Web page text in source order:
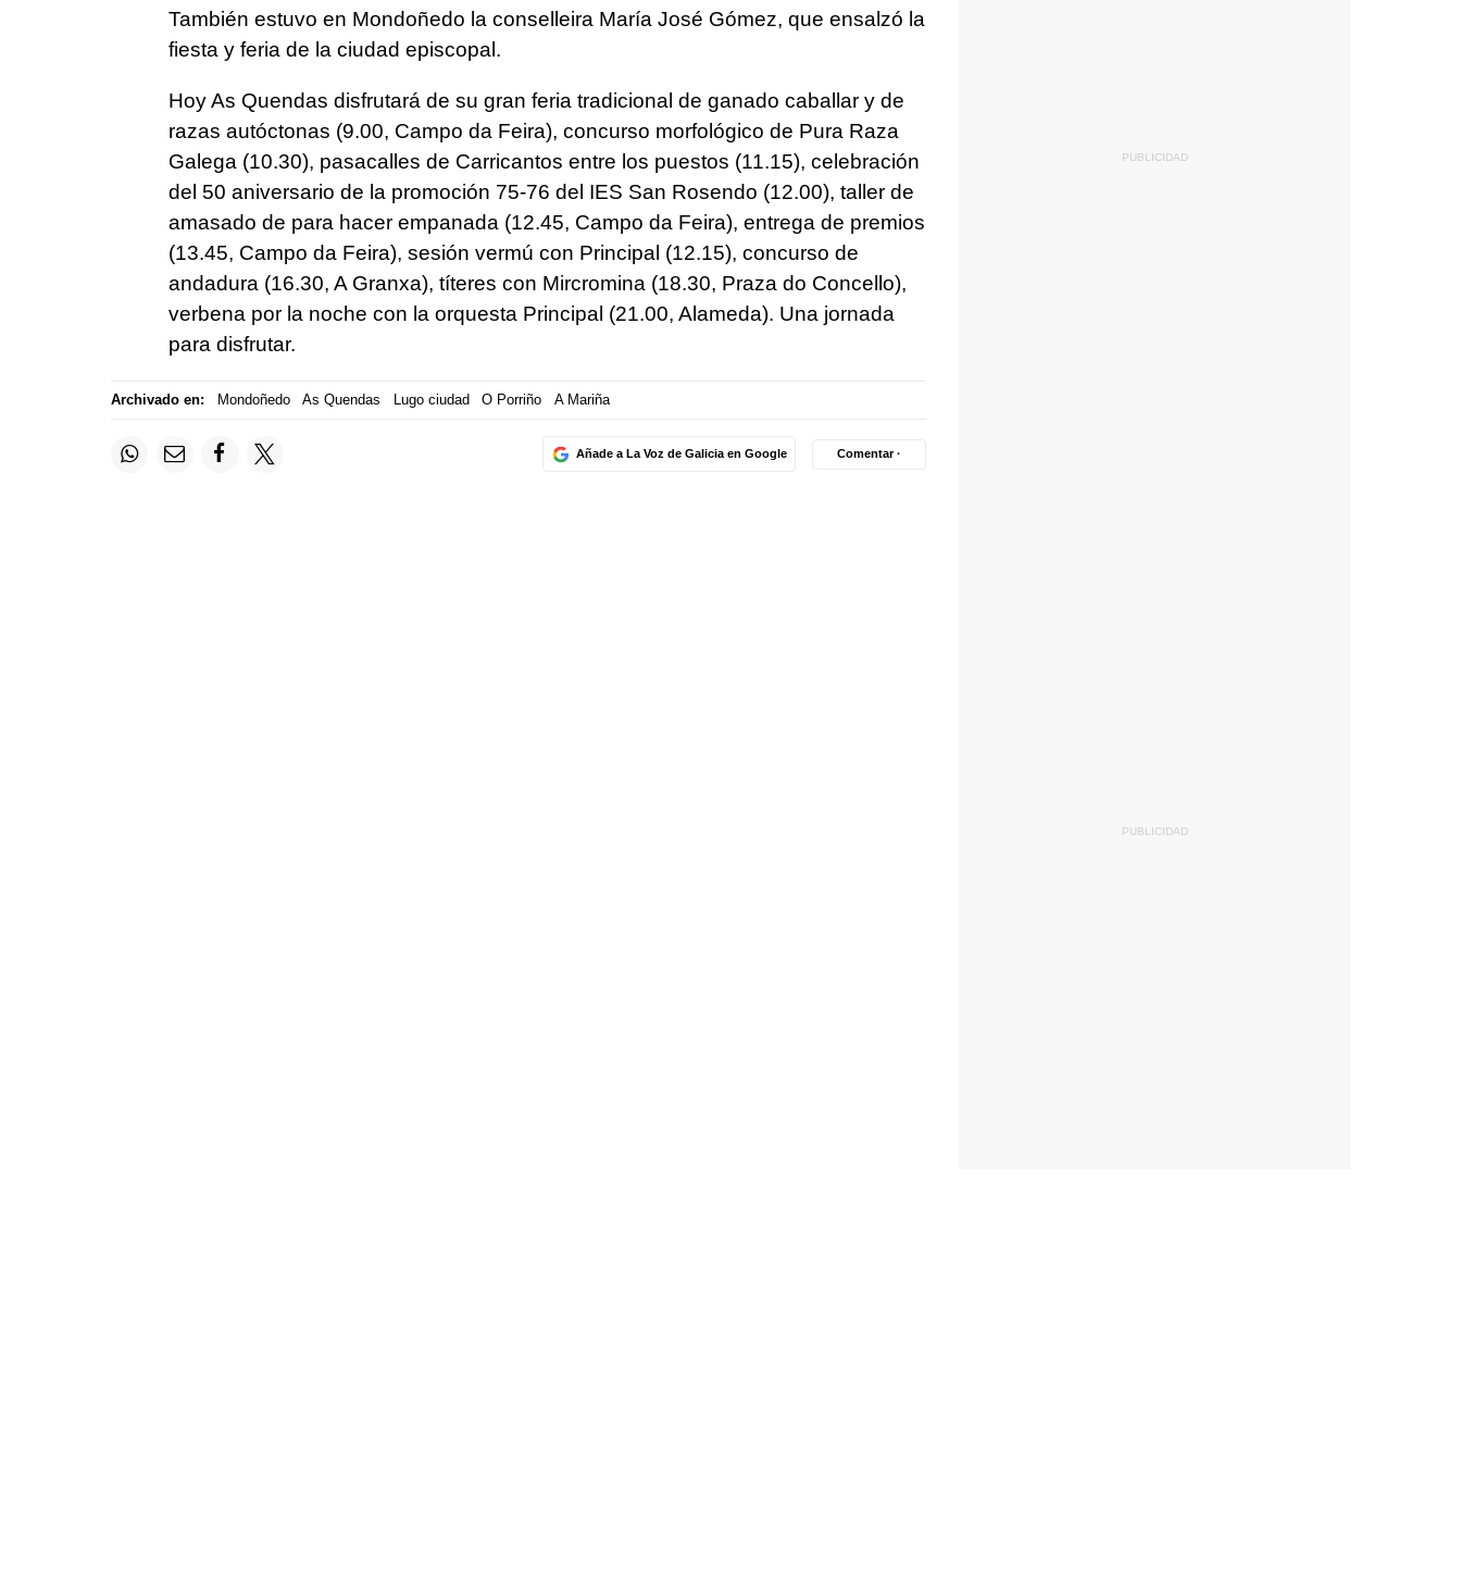
También estuvo en Mondoñedo la conselleira María José Gómez, que ensalzó la
fiesta y feria de la ciudad episcopal.
Hoy As Quendas disfrutará de su gran feria tradicional de ganado caballar y de
razas autóctonas (9.00, Campo da Feira), concurso morfológico de Pura Raza
Galega (10.30), pasacalles de Carricantos entre los puestos (11.15), celebración
del 50 aniversario de la promoción 75-76 del IES San Rosendo (12.00), taller de
amasado de para hacer empanada (12.45, Campo da Feira), entrega de premios
(13.45, Campo da Feira), sesión vermú con Principal (12.15), concurso de
andadura (16.30, A Granxa), títeres con Mircromina (18.30, Praza do Concello),
verbena por la noche con la orquesta Principal (21.00, Alameda). Una jornada
para disfrutar.
Archivado en: Mondoñedo As Quendas Lugo ciudad O Porriño A Mariña
Añade a La Voz de Galicia en Google Comentar ·